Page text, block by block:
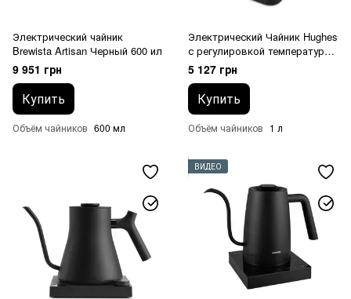
Электрический чайник
Brewista Artisan Черный 600 ил
9 951 грн
Купить
Объём чайников 600 мл
Электрический Чайник Hughes
с регулировкой температуры
1000 мл
5 127 грн
Купить
Объём чайников 1 л
ВИДЕО